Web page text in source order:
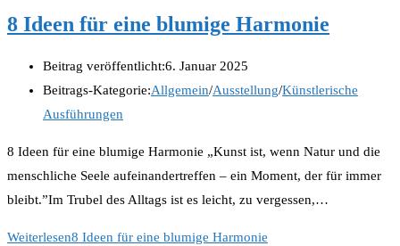
8 Ideen für eine blumige Harmonie
Beitrag veröffentlicht:6. Januar 2025
Beitrags-Kategorie:Allgemein/Ausstellung/Künstlerische
Ausführungen
8 Ideen für eine blumige Harmonie „Kunst ist, wenn Natur und die
menschliche Seele aufeinandertreffen – ein Moment, der für immer
bleibt.”Im Trubel des Alltags ist es leicht, zu vergessen,…
Weiterlesen8 Ideen für eine blumige Harmonie